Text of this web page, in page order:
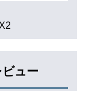
ュー